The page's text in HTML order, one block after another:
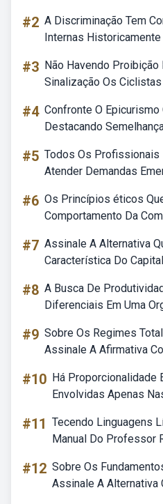
#2 A Discriminação Tem
Internas
#3 Não Havendo
Sinalização Os
#4 Confronte O
Destacando
#5 Todos Os Profissionais
Atender Demandas
#6 Os Princípios éticos
Comportamento Da
#7 Assinale A Alternativa
Característica Do
#8 A Busca De
Diferenciais Em Uma
#9 Sobre Os Regimes
Assinale A Afirmativa
#10 Há Proporcionalidade
Envolvidas Apenas
#11 Tecendo Linguagens
Manual Do Professor
#12 Sobre Os
Assinale A Alternativa